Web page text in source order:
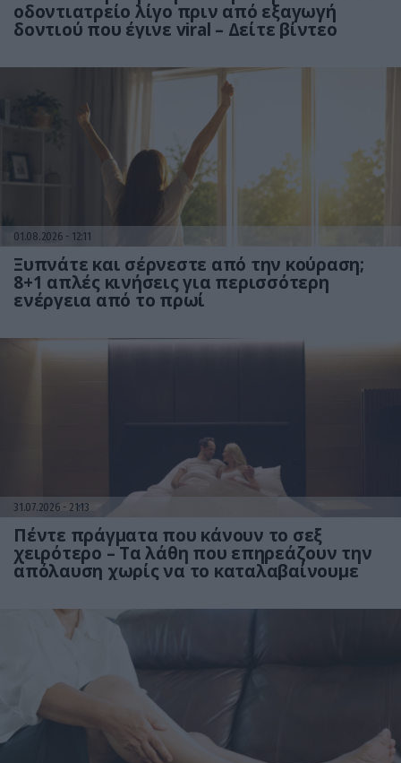
οδοντιατρείο λίγο πριν από εξαγωγή
δοντιού που έγινε viral – Δείτε βίντεο
01.08.2026 12:11
Ξυπνάτε και σέρνεστε από την κούραση;
8+1 απλές κινήσεις για περισσότερη
ενέργεια από το πρωί
31.07.2026 21:13
Πέντε πράγματα που κάνουν το σεξ
χειρότερο – Τα λάθη που επηρεάζουν την
απόλαυση χωρίς να το καταλαβαίνουμε